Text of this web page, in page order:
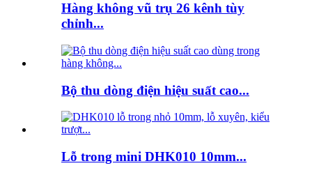
Hàng không vũ trụ 26 kênh tùy
chỉnh...
Bộ thu dòng điện hiệu suất cao...
Lỗ trong mini DHK010 10mm...